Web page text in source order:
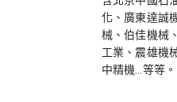
化、廣東達誠
械、伯佳機械
工業、震雄機
中精機…等等。